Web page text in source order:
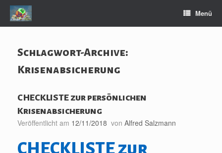
Zum
Inhalt
springen
Menü
Schlagwort-Archive:
Krisenabsicherung
CHECKLISTE zur persönlichen
Krisenabsicherung
Veröffentlicht am 12/11/2018 von Alfred Salzmann
CHECKLISTE zur